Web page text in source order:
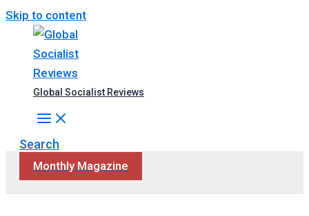
Skip to content
Global Socialist Reviews
Search
Monthly Magazine